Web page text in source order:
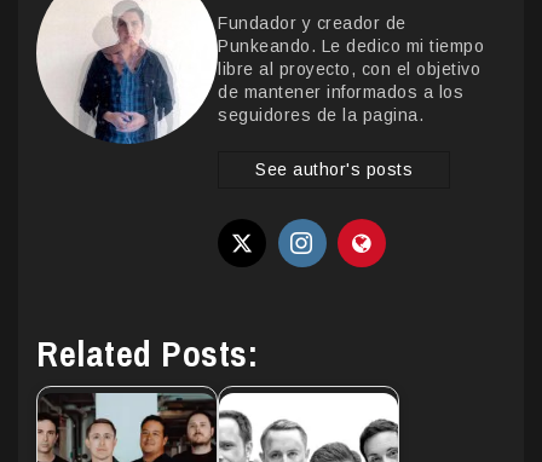
Fundador y creador de
Punkeando. Le dedico mi tiempo
libre al proyecto, con el objetivo
de mantener informados a los
seguidores de la pagina.
See author's posts
Related Posts: